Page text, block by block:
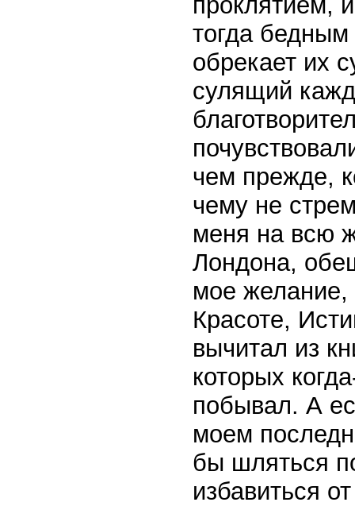
тогда
обрекает их
сулящий
чем прежде,
чему не
меня на всю
Лондона,
мое желание,
Красоте,
вычитал из
которых
побывал. А
моем
бы шляться
избавиться